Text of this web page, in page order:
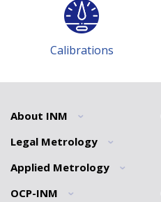
Calibrations
About INM
General information
News
Legal Metrology
Informatii generale
Normative Documents Division
Applied Metrology
General information
OCP-INM